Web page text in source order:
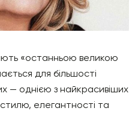
«останньою великою
для більшості
— однією з найкрасивіших
стилю, елегантності та